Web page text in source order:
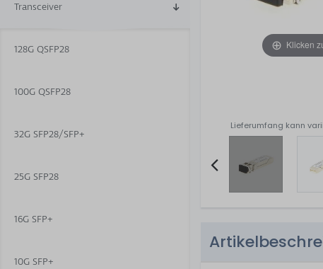
Transceiver
128G QSFP28
100G QSFP28
32G SFP28/SFP+
25G SFP28
16G SFP+
10G SFP+
Klicken
Lieferumfang kann
5